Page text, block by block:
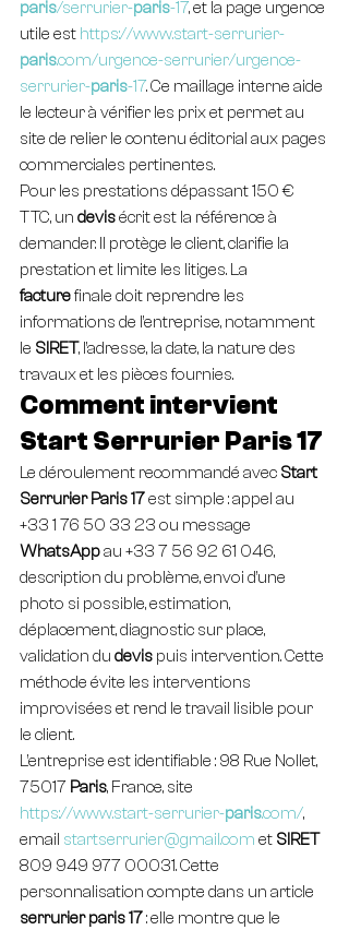
paris/serrurier-paris-17, et la page urgence
utile est https://www.start-serrurier-
paris.com/urgence-serrurier/urgence-
serrurier-paris-17. Ce maillage interne aide
le lecteur à vérifier les prix et permet au
site de relier le contenu éditorial aux pages
commerciales pertinentes.
Pour les prestations dépassant 150 €
TTC, un devis écrit est la référence à
demander. Il protège le client, clarifie la
prestation et limite les litiges. La
facture finale doit reprendre les
informations de l’entreprise, notamment
le SIRET, l’adresse, la date, la nature des
travaux et les pièces fournies.
Comment intervient
Start Serrurier Paris 17
Le déroulement recommandé avec Start
Serrurier Paris 17 est simple : appel au
+33 1 76 50 33 23 ou message
WhatsApp au +33 7 56 92 61 046,
description du problème, envoi d’une
photo si possible, estimation,
déplacement, diagnostic sur place,
validation du devis puis intervention. Cette
méthode évite les interventions
improvisées et rend le travail lisible pour
le client.
L’entreprise est identifiable : 98 Rue Nollet,
75017 Paris, France, site
https://www.start-serrurier-paris.com/,
email startserrurier@gmail.com et SIRET
809 949 977 00031. Cette
personnalisation compte dans un article
serrurier paris 17 : elle montre que le